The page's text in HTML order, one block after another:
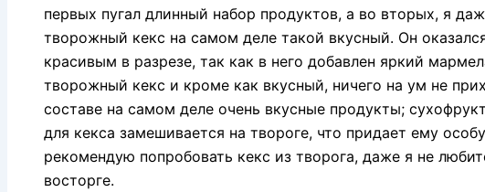
первых пугал длинный набор продуктов, а во вторых, я
творожный кекс на самом деле такой вкусный. Он
красивым в разрезе, так как в него добавлен яркий
творожный кекс и кроме как вкусный, ничего на ум не
составе на самом деле очень вкусные продукты;
для кекса замешивается на твороге, что придает ему
рекомендую попробовать кекс из творога, даже я не
восторге.